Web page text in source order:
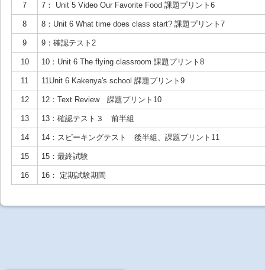
7 7： Unit 5 Video Our Favorite Food 課題プリント6
8 8：Unit 6 What time does class start? 課題プリント7
9 9：確認テスト2
10 10：Unit 6 The flying classroom 課題プリント8
11 11Unit 6 Kakenya's school 課題プリント9
12 12：Text Review 課題プリント10
13 13：確認テスト３ 前半組
14 14：スピーキングテスト 後半組、課題プリント11
15 15：最終試験
16 16： 定期試験期間